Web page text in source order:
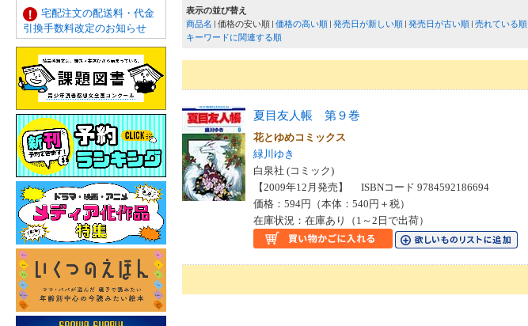
宅配注文の配送料・代金
引換手数料改定のお知らせ
表示の並び替え
商品名
価格の安い順 価格の高い順 発売日が新しい順 発売日が古い順 売れている順
キーワードに関連する順
夏目友人帳 第９巻
花とゆめコミックス
緑川ゆき
白泉社 (コミック)
【2009年12月発売】 ISBNコード 9784592186694
価格：594円（本体：540円＋税）
在庫状況：在庫あり（1～2日で出荷）